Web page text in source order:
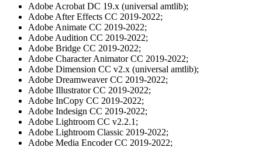
Adobe Acrobat DC 19.x (universal amtlib);
Adobe After Effects CC 2019-2022;
Adobe Animate CC 2019-2022;
Adobe Audition CC 2019-2022;
Adobe Bridge CC 2019-2022;
Adobe Character Animator CC 2019-2022;
Adobe Dimension CC v2.x (universal amtlib);
Adobe Dreamweaver CC 2019-2022;
Adobe Illustrator CC 2019-2022;
Adobe InCopy CC 2019-2022;
Adobe Indesign CC 2019-2022;
Adobe Lightroom CC v2.2.1;
Adobe Lightroom Classic 2019-2022;
Adobe Media Encoder CC 2019-2022;